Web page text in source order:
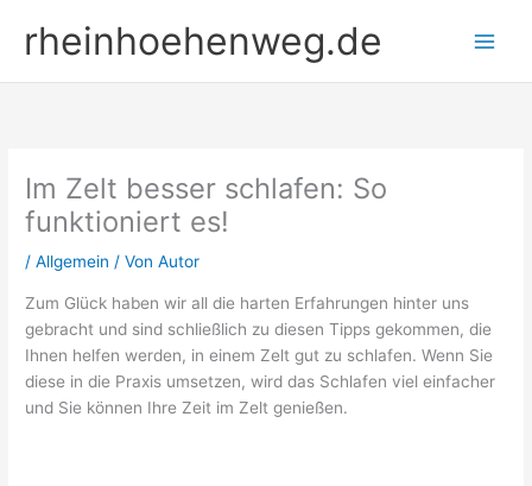
Inhaltrheinhoehenweg.de
Im Zelt besser schlafen: So
funktioniert es!
/Allgemein / VonAutor
Zum Glück haben wir all die harten Erfahrungen hinter uns
gebracht und sind schließlich zu diesen Tipps gekommen, die
Ihnen helfen werden, in einem Zelt gut zu schlafen. Wenn Sie
diese in die Praxis umsetzen, wird das Schlafen viel einfacher
und Sie können Ihre Zeit im Zelt genießen.